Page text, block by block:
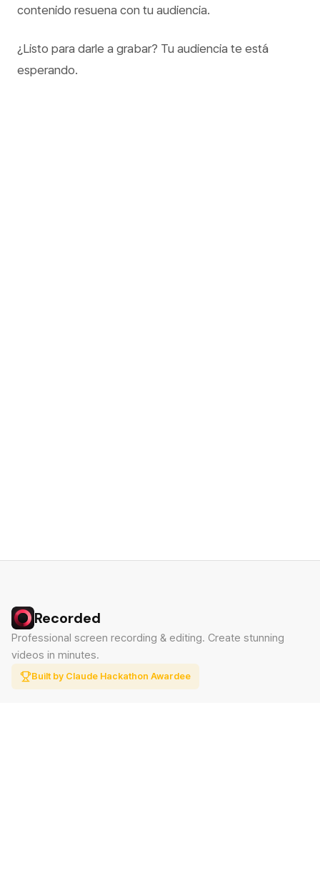
contenido resuena con tu audiencia.
¿Listo para darle a grabar? Tu audiencia te está
esperando.
Recorded
Professional screen recording & editing. Create stunning
videos in minutes.
Built by Claude Hackathon Awardee